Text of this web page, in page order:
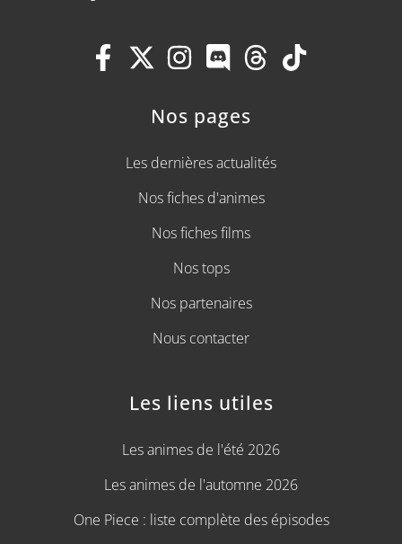
Nos pages
Les dernières actualités
Nos fiches d'animes
Nos fiches films
Nos tops
Nos partenaires
Nous contacter
Les liens utiles
Les animes de l'été 2026
Les animes de l'automne 2026
One Piece : liste complète des épisodes